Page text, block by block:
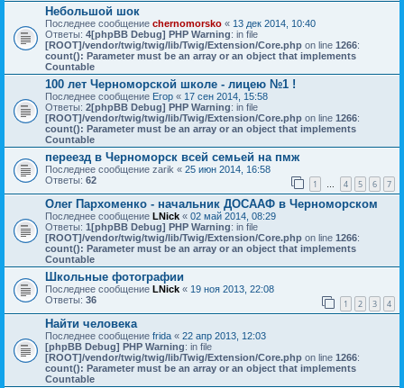
Небольшой шок
Последнее сообщение chernomorsko « 13 дек 2014, 10:40
Ответы: 4[phpBB Debug] PHP Warning: in file
[ROOT]/vendor/twig/twig/lib/Twig/Extension/Core.php on line 1266:
count(): Parameter must be an array or an object that implements
Countable
100 лет Черноморской школе - лицею №1 !
Последнее сообщение Егор « 17 сен 2014, 15:58
Ответы: 2[phpBB Debug] PHP Warning: in file
[ROOT]/vendor/twig/twig/lib/Twig/Extension/Core.php on line 1266:
count(): Parameter must be an array or an object that implements
Countable
переезд в Черноморск всей семьей на пмж
Последнее сообщение zarik « 25 июн 2014, 16:58
Ответы: 62 1 4 5 6 7
Олег Пархоменко - начальник ДОСААФ в Черноморском
Последнее сообщение LNick « 02 май 2014, 08:29
Ответы: 1[phpBB Debug] PHP Warning: in file
[ROOT]/vendor/twig/twig/lib/Twig/Extension/Core.php on line 1266:
count(): Parameter must be an array or an object that implements
Countable
Школьные фотографии
Последнее сообщение LNick « 19 ноя 2013, 22:08
Ответы: 36 1 2 3 4
Найти человека
Последнее сообщение frida « 22 апр 2013, 12:03
[phpBB Debug] PHP Warning: in file
[ROOT]/vendor/twig/twig/lib/Twig/Extension/Core.php on line 1266:
count(): Parameter must be an array or an object that implements
Countable